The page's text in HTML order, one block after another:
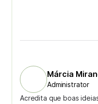
Márcia
Administrator
Acredita que boas